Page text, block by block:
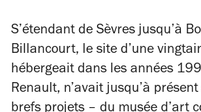
S’étendant de Sèvres jusqu’à
Billancourt, le site d’une
hébergeait dans les années
Renault, n’avait jusqu’à
brefs projets – du musée d’art